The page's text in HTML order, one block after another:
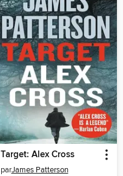
Target: Alex Cross
parJames Patterson